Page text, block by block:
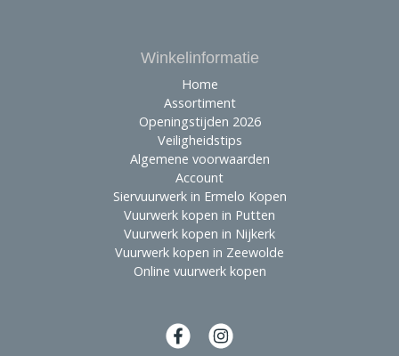
Winkelinformatie
Home
Assortiment
Openingstijden 2026
Veiligheidstips
Algemene voorwaarden
Account
Siervuurwerk in Ermelo Kopen
Vuurwerk kopen in Putten
Vuurwerk kopen in Nijkerk
Vuurwerk kopen in Zeewolde
Online vuurwerk kopen